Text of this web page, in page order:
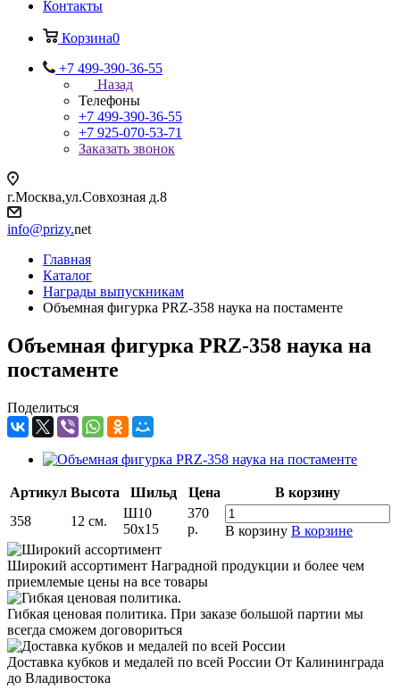
Контакты
Корзина0
+7 499-390-36-55
Назад
Телефоны
+7 499-390-36-55
+7 925-070-53-71
Заказать звонок
г.Москва,ул.Совхозная д.8
info@prizy.net
Главная
Каталог
Награды выпускникам
Объемная фигурка PRZ-358 наука на постаменте
Объемная фигурка PRZ-358 наука на
постаменте
Поделиться
Артикул Высота Шильд Цена
В корзину
358
12 см.
Ш10
50х15
370
р.
В корзину В корзине
Широкий ассортимент Наградной продукции и более чем
приемлемые цены на все товары
Гибкая ценовая политика. При заказе большой партии мы
всегда сможем договориться
Доставка кубков и медалей по всей России От Калининграда
до Владивостока